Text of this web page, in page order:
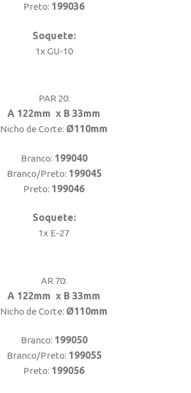
Preto: 199036
Soquete:
1x GU-10
PAR 20:
A 122mm x B 33mm
Nicho de Corte: Ø110mm
Branco: 199040
Branco/Preto: 199045
Preto: 199046
Soquete:
1x E-27
AR 70:
A 122mm x B 33mm
Nicho de Corte: Ø110mm
Branco: 199050
Branco/Preto: 199055
Preto: 199056